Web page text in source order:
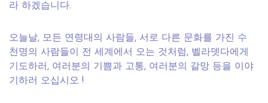
라 하겠습니다.
오늘날, 모든 연령대의 사람들, 서로 다른 문화를 가진 수
천명의 사람들이 전 세계에서 오는 것처럼, 벨라뎃다에게
기도하러, 여러분의 기쁨과 고통, 여러분의 갈망 등을 이야
기하러 오십시오 !